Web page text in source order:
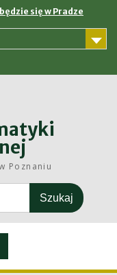
się w Pradze
Poznaniu